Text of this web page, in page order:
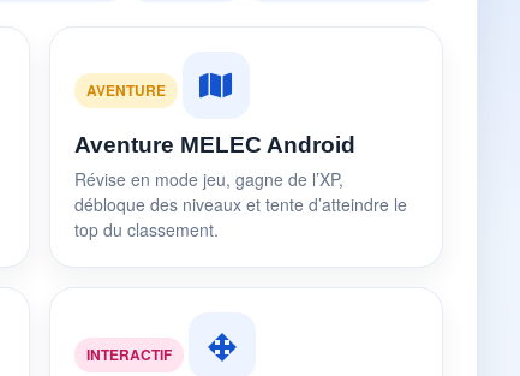
AVENTURE
Aventure MELEC Android
Révise en mode jeu, gagne de l’XP,
débloque des niveaux et tente d’atteindre le
top du classement.
INTERACTIF